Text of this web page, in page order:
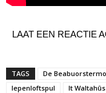
LAAT EEN REACTIE
TAGS
De
Iepenloftspul
It Waltahûs